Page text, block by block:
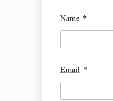
Name *
Email *